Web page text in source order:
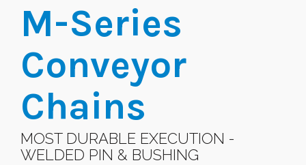
M-Series
Conveyor
Chains
MOST DURABLE EXECUTION -
WELDED PIN & BUSHING